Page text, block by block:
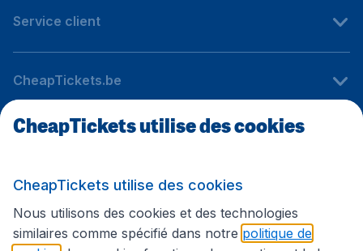
Service client
CheapTickets.be
Sites internationaux
Suivez CheapTickets.be
CheapTickets utilise des cookies
CheapTickets utilise des cookies
Nous utilisons des cookies et des technologies
similaires comme spécifié dans notre politique de